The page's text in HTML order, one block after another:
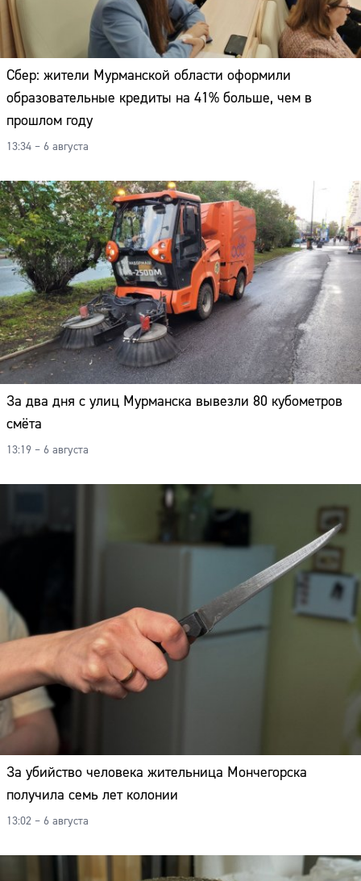
Сбер: жители Мурманской области оформили
образовательные кредиты на 41% больше, чем в
прошлом году
13:34 – 6 августа
За два дня с улиц Мурманска вывезли 80 кубометров
смёта
13:19 – 6 августа
За убийство человека жительница Мончегорска
получила семь лет колонии
13:02 – 6 августа
Сайт: